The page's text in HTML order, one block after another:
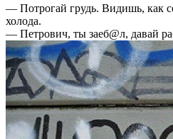
— Потрогай грудь. Видишь, как
холода.
— Петрович, ты заеб@л, давай